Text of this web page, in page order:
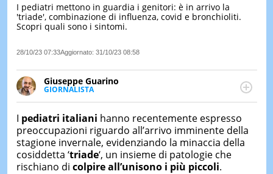
DI
IERI
I pediatri mettono in guardia i genitori: è in arrivo la
'triade', combinazione di influenza, covid e bronchioliti.
Scopri quali sono i sintomi.
28/10/23 07:33Aggiornato: 31/10/23 08:58
Giuseppe Guarino
GIORNALISTA
Ph(D) in Diritto Comparato e processi di
integrazione e attivo nel campo della ricerca, in
particolare sulla Storia contemporanea di America
Latina e Spagna. Collabora con numerose testate ed
è presidente dell'Associazione Culturale "La
Biblioteca del Sannio".
I pediatri italiani hanno recentemente espresso
preoccupazioni riguardo all’arrivo imminente della
stagione invernale, evidenziando la minaccia della
cosiddetta ‘triade‘, un insieme di patologie che
rischiano di colpire all’unisono i più piccoli.